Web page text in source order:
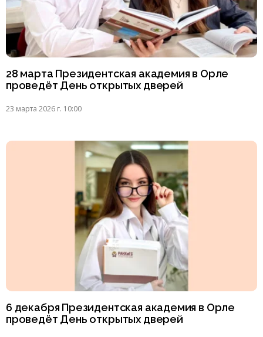
28 марта Президентская академия в Орле
проведёт День открытых дверей
23 марта 2026 г. 10:00
6 декабря Президентская академия в Орле
проведёт День открытых дверей